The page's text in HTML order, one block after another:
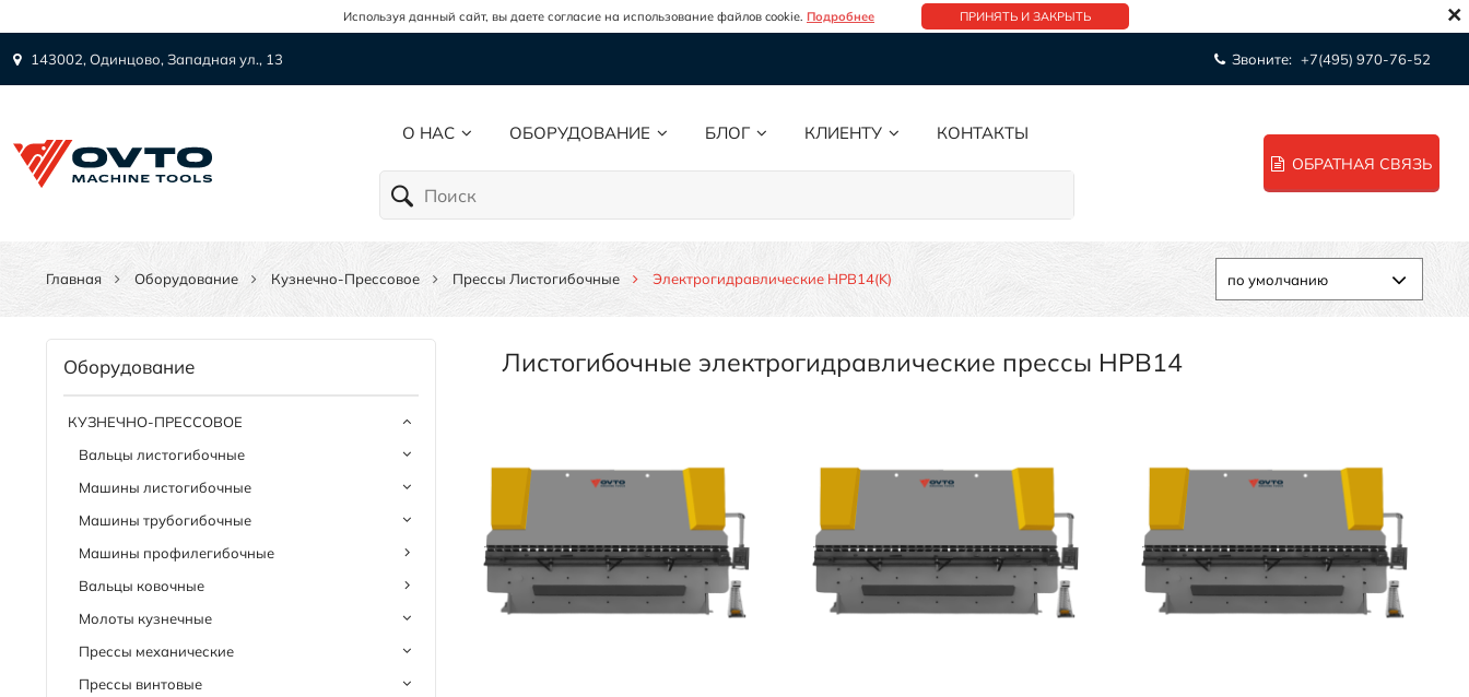
Используя данный сайт, вы даете согласие на использование файлов cookie. Подробнее ПРИНЯТЬ И ЗАКРЫТЬ ×
143002, Одинцово, Западная ул., 13 Звоните: +7(495) 970-76-52
О НАС ОБОРУДОВАНИЕ БЛОГ КЛИЕНТУ КОНТАКТЫ
ОБРАТНАЯ СВЯЗЬ
Главная Оборудование Кузнечно-Прессовое Прессы Листогибочные Электрогидравлические HPB14(K)
Оборудование
КУЗНЕЧНО-ПРЕССОВОЕ
Вальцы листогибочные
Машины листогибочные
Машины трубогибочные
Машины профилегибочные
Вальцы ковочные
Молоты кузнечные
Прессы механические
Прессы винтовые
Листогибочные электрогидравлические прессы HPB14